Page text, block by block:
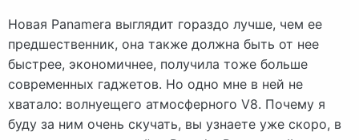
Новая Panamera выглядит гораздо лучше, чем ее
предшественник, она также должна быть от нее
быстрее, экономичнее, получила тоже больше
современных гаджетов. Но одно мне в ней не
хватало: волнуещего атмосферного V8. Почему я
буду за ним очень скучать, вы узнаете уже скоро, в